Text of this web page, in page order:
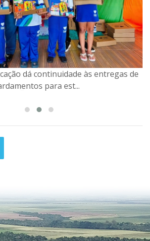
dá continuidade às entregas de
para est...